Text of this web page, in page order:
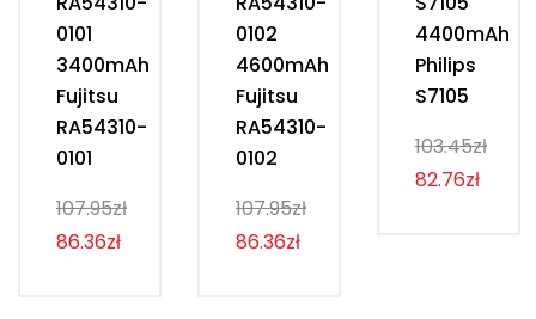
0101
3400mAh
Fujitsu
RA54310-
0101
107.95zł
86.36zł
0102
4600mAh
Fujitsu
RA54310-
0102
107.95zł
86.36zł
4400mAh
Philips
S7105
103.45zł
82.76zł